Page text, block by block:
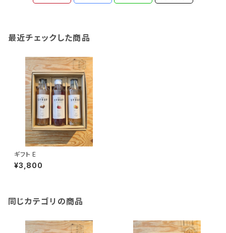
最近チェックした商品
ギフト E
¥3,800
同じカテゴリの商品